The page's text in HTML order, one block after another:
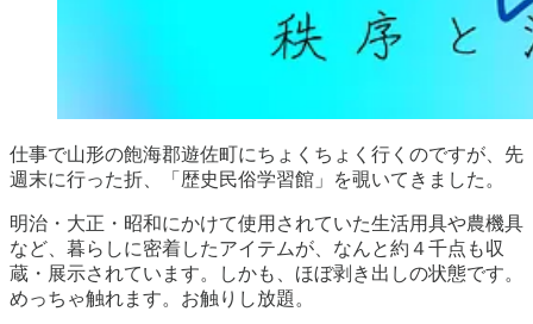
仕事で山形の飽海郡遊佐町にちょくちょく行くのですが、先
週末に行った折、「歴史民俗学習館」を覗いてきました。
明治・大正・昭和にかけて使用されていた生活用具や農機具
など、暮らしに密着したアイテムが、なんと約４千点も収
蔵・展示されています。しかも、ほぼ剥き出しの状態です。
めっちゃ触れます。お触りし放題。